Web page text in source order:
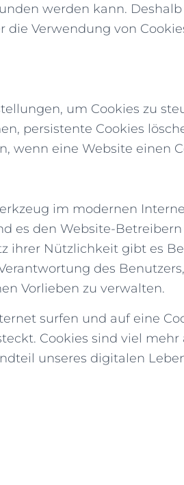
werden kann.
die Verwendung von
um Cookies zu
persistente Cookies
wenn eine Website einen
im modernen
es den Website-
ihrer Nützlichkeit gibt es
des
Vorlieben zu verwalten.
surfen und auf eine
Cookies sind viel
unseres digitalen